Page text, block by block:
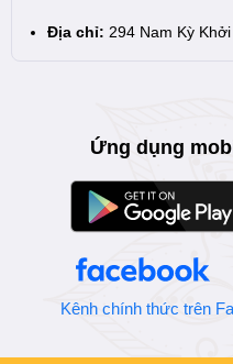
Địa chỉ: 294 Nam Kỳ
Ứng dụng
Kênh chính thức trên